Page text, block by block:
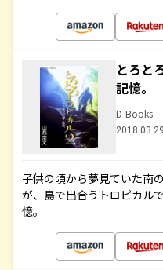
とろと
記憶。
D-Books
子供の頃から夢見ていた南
が、島で出合うトロピカル
憶。